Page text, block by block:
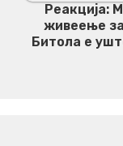
Реакција:
живеење
Битола е